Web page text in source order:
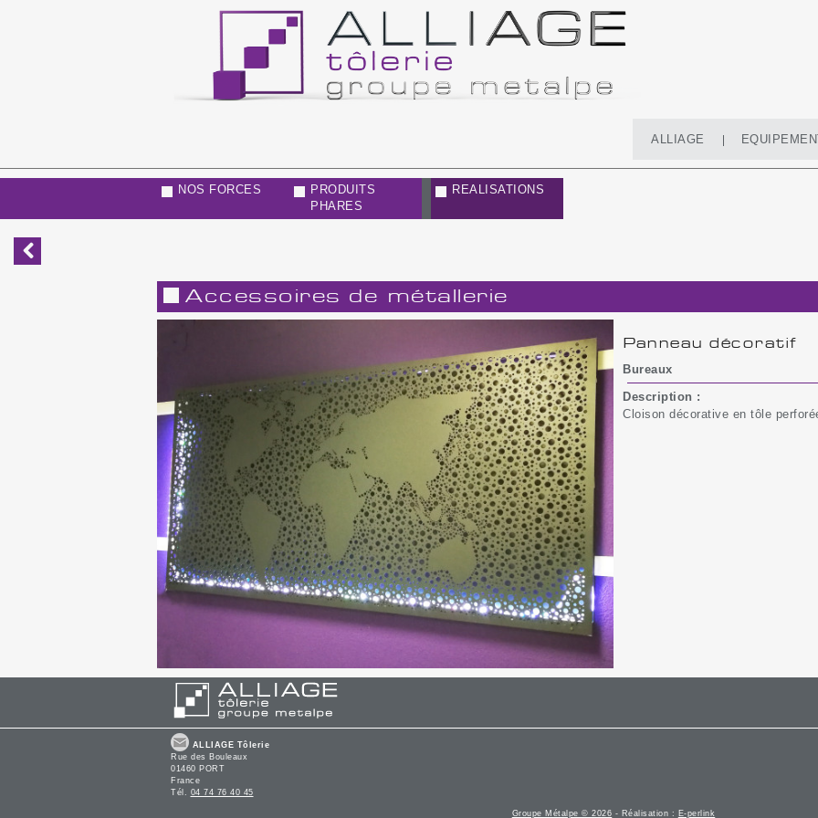
ALLIAGE
NOS FORCES
PRODUITS
PHARES
REALISATIONS
Accessoires de métallerie
Panneau décoratif
Bureaux
Description :
Cloison décorative en tôle
ALLIAGE Tôlerie
Rue des Bouleaux
01460 PORT
France
Tél. 04 74 76 40 45
Groupe Métalpe © 2026 - Réalisation : E-perlink